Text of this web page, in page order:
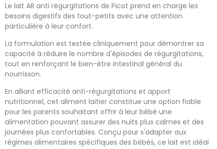
Le lait AR anti régurgitations de Picot prend en charge les
besoins digestifs des tout-petits avec une attention
particulière à leur confort.
La formulation est testée cliniquement pour démontrer sa
capacité à réduire le nombre d'épisodes de régurgitations,
tout en renforçant le bien-être intestinal général du
nourrisson.
En alliant efficacité anti-régurgitations et apport
nutritionnel, cet aliment laitier constitue une option fiable
pour les parents souhaitant offrir à leur bébé une
alimentation pouvant assurer des nuits plus calmes et des
journées plus confortables. Conçu pour s'adapter aux
régimes alimentaires spécifiques des bébés, ce lait est idéal